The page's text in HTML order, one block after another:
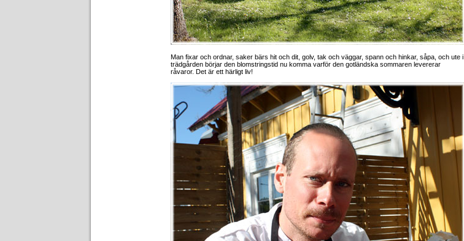
Man fixar och ordnar, saker bärs hit och dit, golv, tak och väggar, spann och hinkar, såpa, och ute i
trädgården börjar den blomstringstid nu komma varför den gotländska sommaren levererar
råvaror. Det är ett härligt liv!